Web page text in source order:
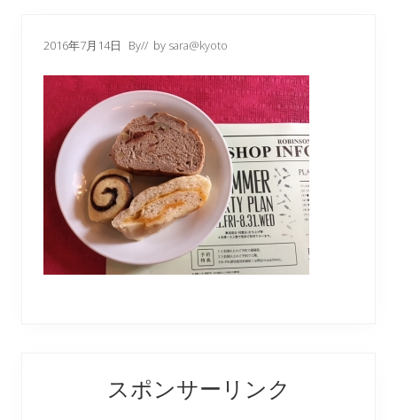
2016年7月14日 By// by sara@kyoto
Interactions
Sidebarスポンサーリンク